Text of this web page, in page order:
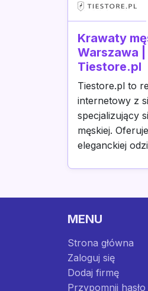
Krawaty
Warszawa
Tiestore.pl
Tiestore.pl to
internetowy z
specjalizujący
męskiej.
eleganckiej
MENU
Strona główna
Zaloguj się
Dodaj firmę
Przypomnij hasło